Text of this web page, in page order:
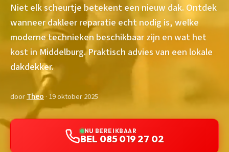
Niet elk scheurtje betekent een nieuw dak. Ontdek
wanneer dakleer reparatie echt nodig is, welke
moderne technieken beschikbaar zijn en wat het
kost in Middelburg. Praktisch advies van een lokale
dakdekker.
doorTheo · 19 oktober 2025
NU BEREIKBAAR
BEL 085 019 27 02